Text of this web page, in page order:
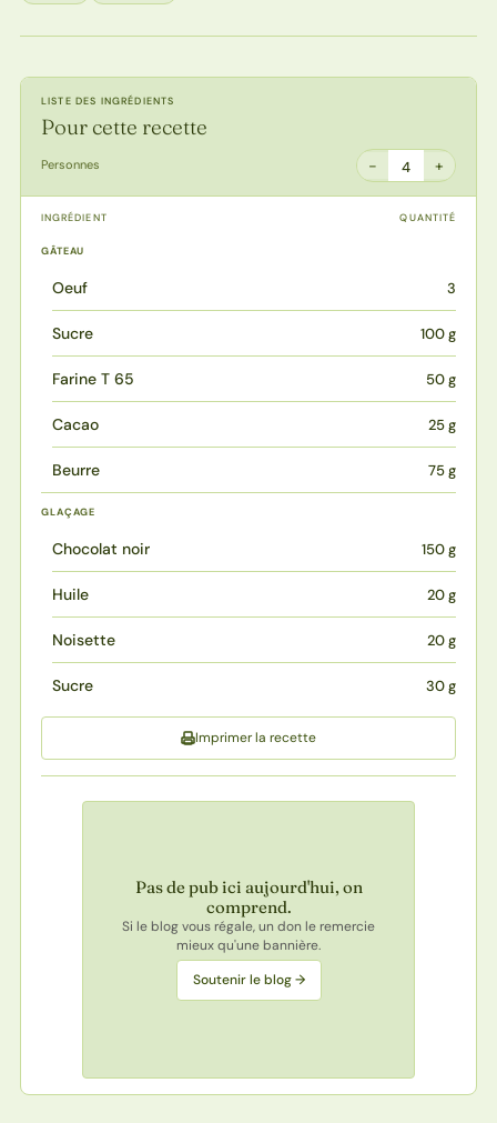
LISTE DES INGRÉDIENTS
Pour cette recette
Personnes − 4 +
INGRÉDIENT QUANTITÉ
GÂTEAU
Oeuf 3
Sucre 100 g
Farine T 65 50 g
Cacao 25 g
Beurre 75 g
GLAÇAGE
Chocolat noir 150 g
Huile 20 g
Noisette 20 g
Sucre 30 g
Imprimer la recette
Pas de pub ici aujourd'hui, on
comprend.
Si le blog vous régale, un don le remercie
mieux qu'une bannière.
Soutenir le blog →